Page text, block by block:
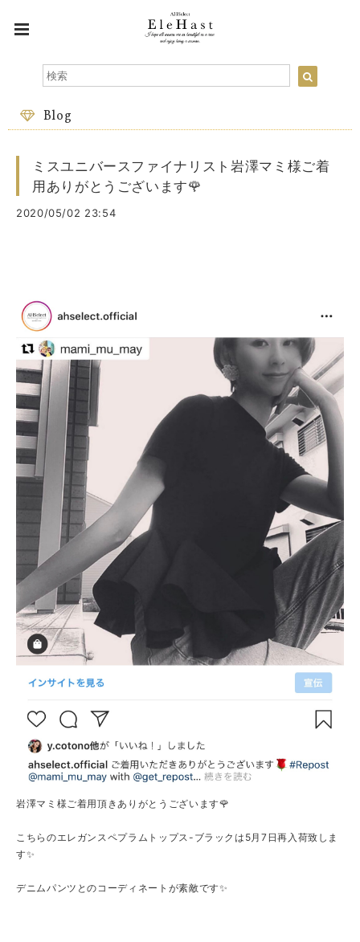
Blog
ミスユニバースファイナリスト岩澤マミ様ご着
用ありがとうございます🌹
2020/05/02 23:54
岩澤マミ様ご着用頂きありがとうございます🌹
こちらのエレガンスペプラムトップス-ブラックは5月7日再入荷致しま
す✨
デニムパンツとのコーディネートが素敵です✨